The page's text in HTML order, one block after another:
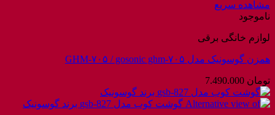
مشاهده سریع
ناموجود
لوازم خانگی برقی
همزن گوسونیک مدل GHM-۷۰۵ / gosonic ghm-۷۰۵
تومان